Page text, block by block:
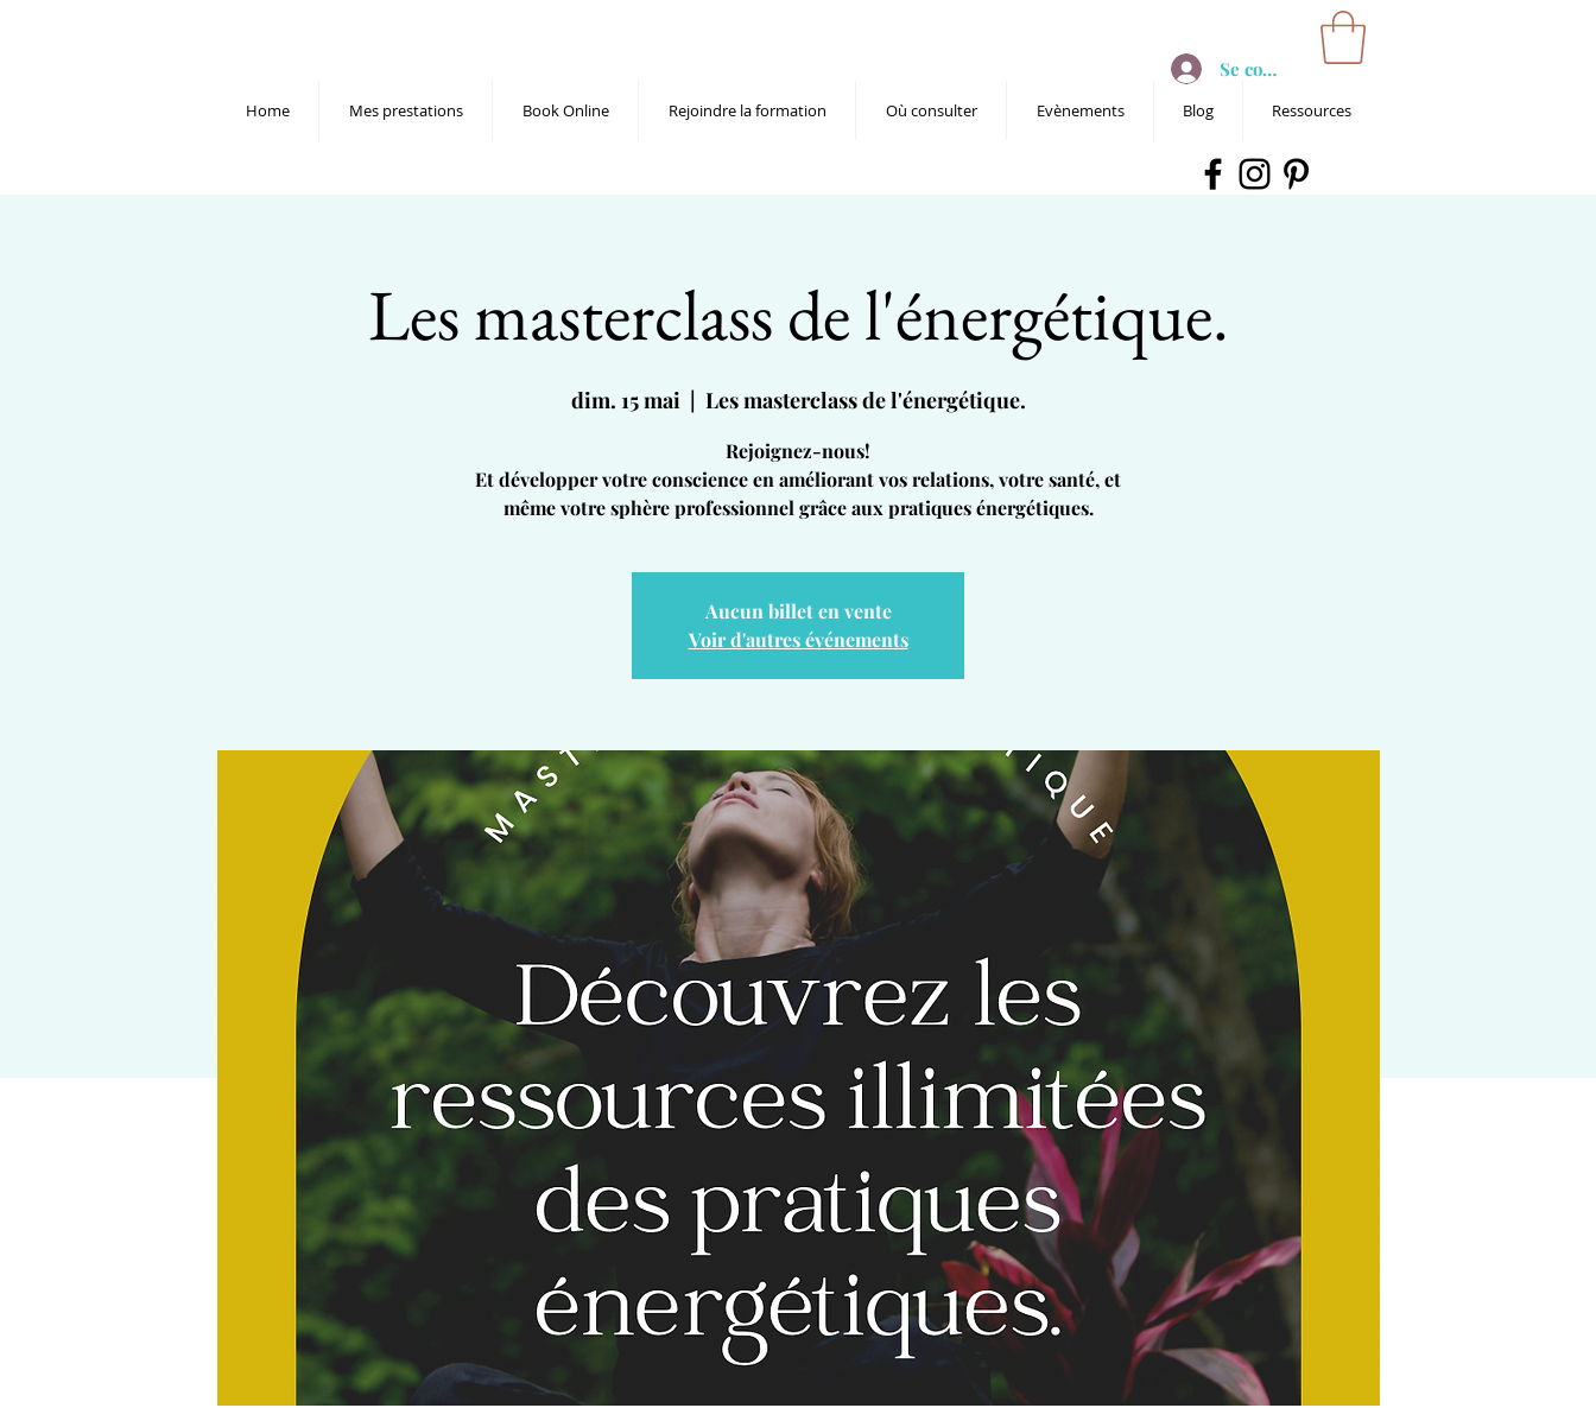
Se connecter
Home Mes prestations Book Online Rejoindre la formation Où consulter Evènements Blog Ressources
Les masterclass de l'énergétique.
dim. 15 mai
  |
Les masterclass de l'énergétique.
Rejoignez-nous!
Et développer votre conscience en améliorant vos relations, votre santé, et
même votre sphère professionnel grâce aux pratiques énergétiques.
Aucun billet en vente
Voir d'autres événements